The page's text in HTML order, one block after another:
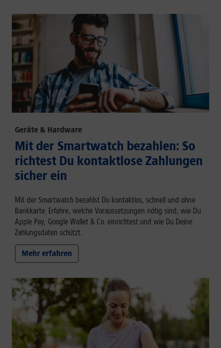
Geräte & Hardware
Mit der Smartwatch bezahlen: So
richtest Du kontaktlose Zahlungen
sicher ein
Mit der Smartwatch bezahlst Du kontaktlos, schnell und ohne
Bankkarte. Erfahre, welche Voraussetzungen nötig sind, wie Du
Apple Pay, Google Wallet & Co. einrichtest und wie Du Deine
Zahlungsdaten schützt.
Mehr erfahren